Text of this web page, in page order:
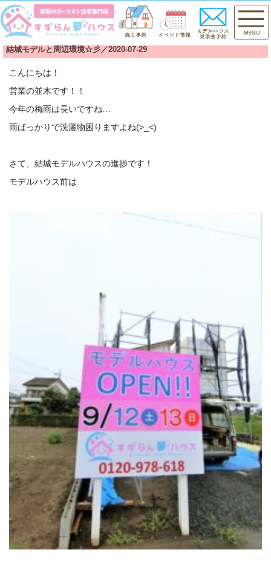
結城モデルと周辺環境☆彡／2020-07-29
こんにちは！
営業の並木です！！
今年の梅雨は長いですね…
雨ばっかりで洗濯物困りますよね(>_<)
さて、結城モデルハウスの進捗です！
モデルハウス前は